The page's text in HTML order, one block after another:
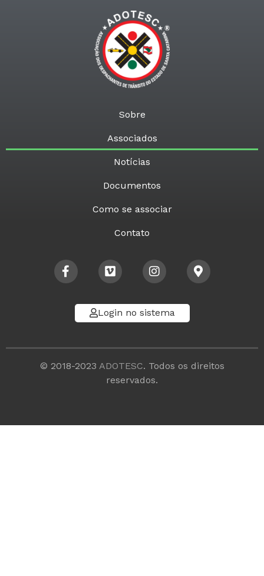
Sobre
Associados
Notícias
Documentos
Como se associar
Contato
Login no sistema
© 2018-2023 ADOTESC. Todos os direitos
reservados.